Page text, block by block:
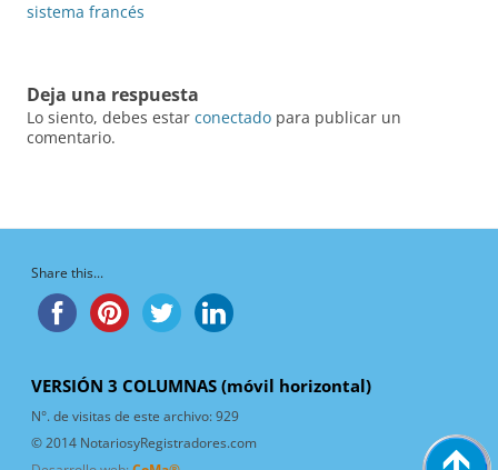
entradas
sistema francés
Deja una respuesta
Lo siento, debes estar conectado para publicar un
comentario.
Share this...
VERSIÓN 3 COLUMNAS (móvil horizontal)
N°. de visitas de este archivo:929
© 2014 NotariosyRegistradores.com